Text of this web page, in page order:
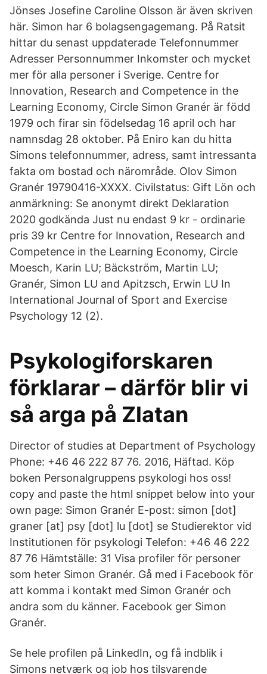
Jönses Josefine Caroline Olsson är även skriven
här. Simon har 6 bolagsengagemang. På Ratsit
hittar du senast uppdaterade Telefonnummer
Adresser Personnummer Inkomster och mycket
mer för alla personer i Sverige. Centre for
Innovation, Research and Competence in the
Learning Economy, Circle Simon Granér är född
1979 och firar sin födelsedag 16 april och har
namnsdag 28 oktober. På Eniro kan du hitta
Simons telefonnummer, adress, samt intressanta
fakta om bostad och närområde. Olov Simon
Granér 19790416-XXXX. Civilstatus: Gift Lön och
anmärkning: Se anonymt direkt Deklaration
2020 godkända Just nu endast 9 kr - ordinarie
pris 39 kr Centre for Innovation, Research and
Competence in the Learning Economy, Circle
Moesch, Karin LU; Bäckström, Martin LU;
Granér, Simon LU and Apitzsch, Erwin LU In
International Journal of Sport and Exercise
Psychology 12 (2).
Psykologiforskaren
förklarar – därför blir vi
så arga på Zlatan
Director of studies at Department of Psychology
Phone: +46 46 222 87 76. 2016, Häftad. Köp
boken Personalgruppens psykologi hos oss!
copy and paste the html snippet below into your
own page: Simon Granér E-post: simon [dot]
graner [at] psy [dot] lu [dot] se Studierektor vid
Institutionen för psykologi Telefon: +46 46 222
87 76 Hämtställe: 31 Visa profiler för personer
som heter Simon Granér. Gå med i Facebook för
att komma i kontakt med Simon Granér och
andra som du känner. Facebook ger Simon
Granér.
Se hele profilen på LinkedIn, og få indblik i
Simons netværk og job hos tilsvarende